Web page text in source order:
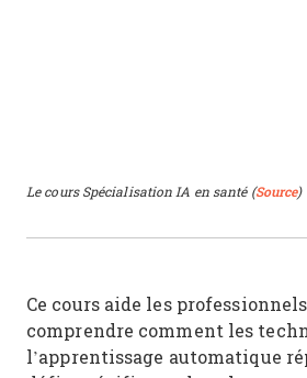
Le cours Spécialisation IA en santé (Source)
Ce cours aide les
comprendre comment les
l’apprentissage automatique